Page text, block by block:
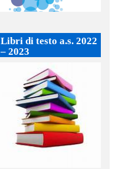
Libri di testo a.s. 2022
– 2023